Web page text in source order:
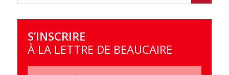
S’INSCRIRE
À LA LETTRE DE BEAUCAIRE